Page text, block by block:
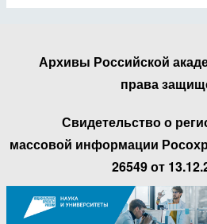
Архивы Российской
права
Свидетельство о
массовой информации
26549 от